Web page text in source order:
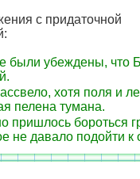
с придаточной
были убеждены, что
хотя поля и
пелена тумана.
пришлось бороться
не давало подойти к